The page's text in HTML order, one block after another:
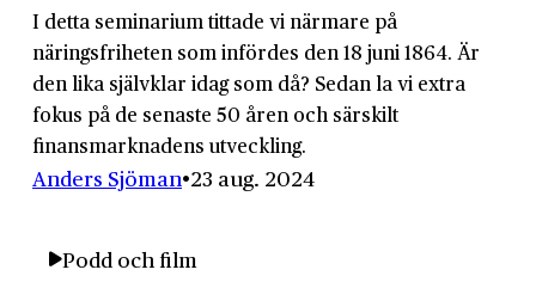
I detta seminarium tittade vi närmare på
näringsfriheten som infördes den 18 juni 1864. Är
den lika självklar idag som då? Sedan la vi extra
fokus på de senaste 50 åren och särskilt
finansmarknadens utveckling.
Anders Sjöman 23 aug. 2024
Podd och film